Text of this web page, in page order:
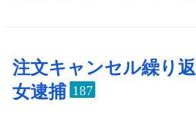
注文キャンセル繰り返
女逮捕 187